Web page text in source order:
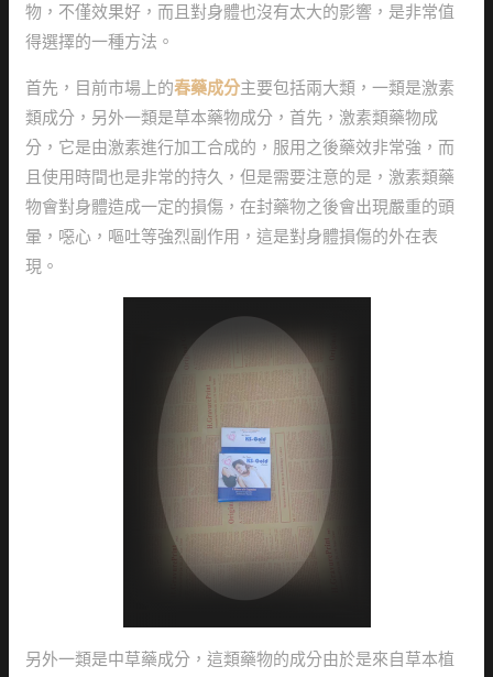
物，不僅效果好，而且對身體也沒有太大的影響，是非常值
得選擇的一種方法。
首先，目前市場上的春藥成分主要包括兩大類，一類是激素
類成分，另外一類是草本藥物成分，首先，激素類藥物成
分，它是由激素進行加工合成的，服用之後藥效非常強，而
且使用時間也是非常的持久，但是需要注意的是，激素類藥
物會對身體造成一定的損傷，在封藥物之後會出現嚴重的頭
暈，噁心，嘔吐等強烈副作用，這是對身體損傷的外在表
現。
另外一類是中草藥成分，這類藥物的成分由於是來自草本植